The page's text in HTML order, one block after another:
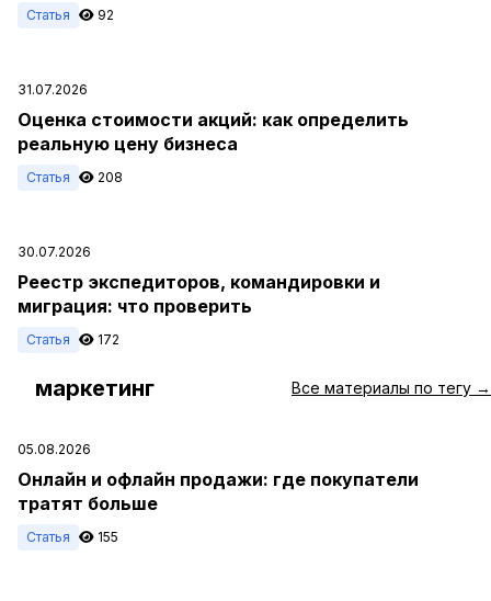
Статья 92
31.07.2026
Оценка стоимости акций: как определить
реальную цену бизнеса
Статья 208
30.07.2026
Реестр экспедиторов, командировки и
миграция: что проверить
Статья 172
маркетинг Все материалы по тегу →
05.08.2026
Онлайн и офлайн продажи: где покупатели
тратят больше
Статья 155